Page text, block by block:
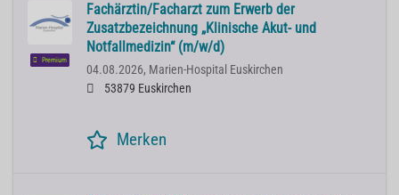
Premium
Fachärztin/Facharzt zum Erwerb der
Zusatzbezeichnung „Klinische Akut- und
Notfallmedizin“ (m/w/d)
04.08.2026, Marien-Hospital Euskirchen
53879 Euskirchen
Merken